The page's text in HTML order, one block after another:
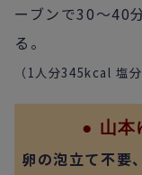
ーブンで30〜40
る。
（1人分345kcal 塩分
● 山本
卵の泡立て不要